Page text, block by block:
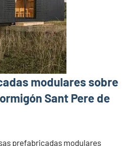
modulares sobre
Sant Pere de
prefabricadas modulares